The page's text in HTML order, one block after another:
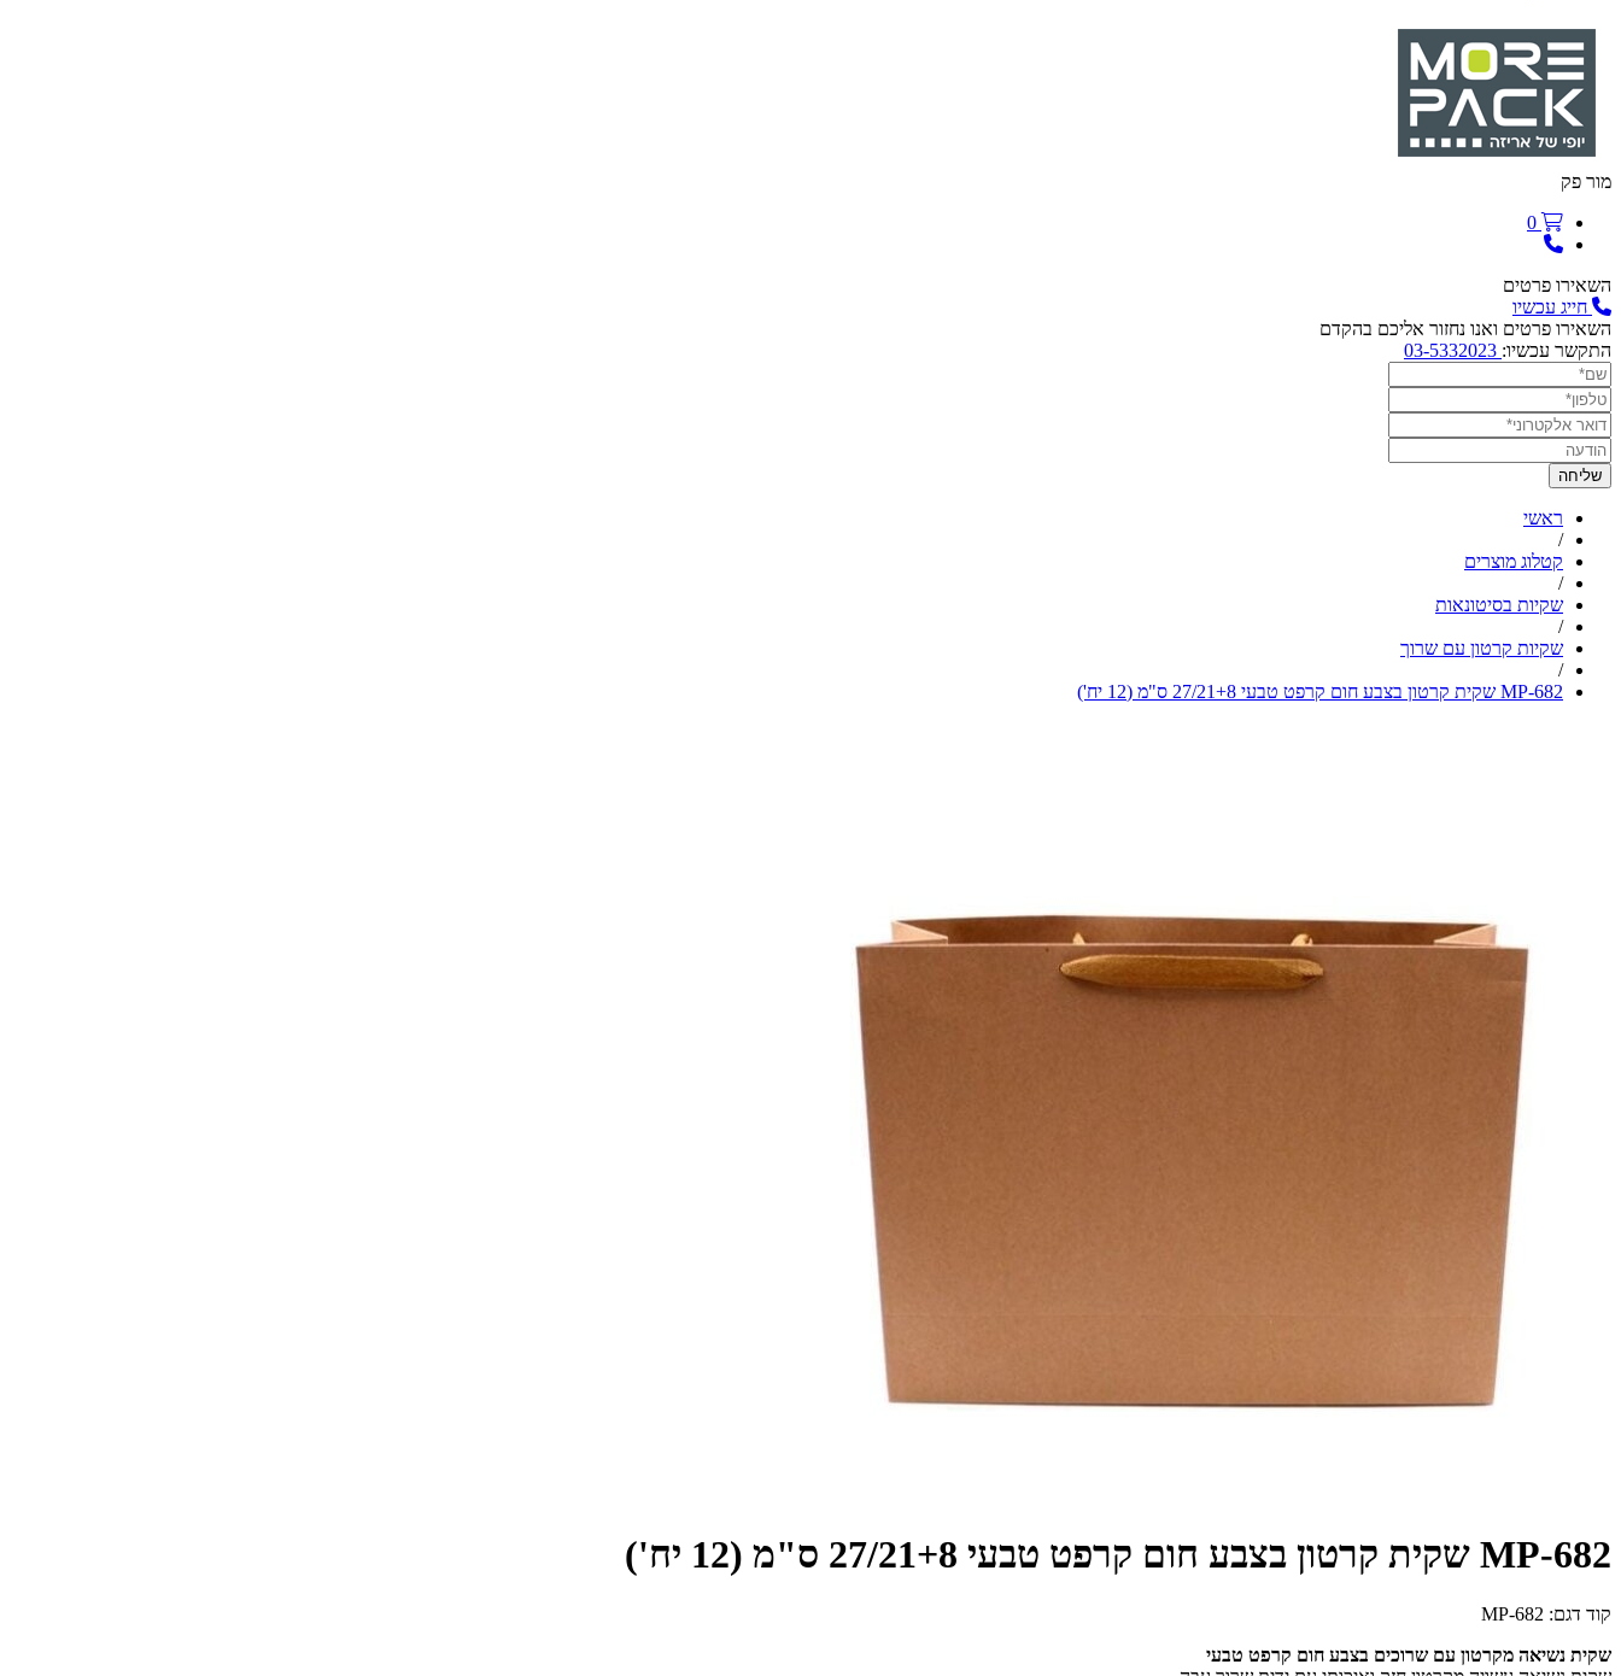
מור פק
0
השאירו פרטים
חייג עכשיו
השאירו פרטים ואנו נחזור אליכם בהקדם
התקשר עכשיו:
ראשי
/
קטלוג מוצרים
/
שקיות בסיטונאות
/
שקיות קרטון עם שרוך
/
MP-682 שקית קרטון בצבע חום קרפט טבעי 27/21+8 ס"מ (12 יח')
MP-682 שקית קרטון בצבע חום קרפט טבעי 27/21+8 ס"מ (12 יח')
קוד דגם: MP-682
שקית נשיאה מקרטון עם שרוכים בצבע חום קרפט טבעי